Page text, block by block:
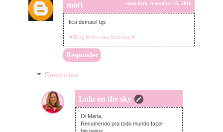
mari sexta-feira, novembro 25, 2016
fica demais! bjs
★Blog Brilho das Estrelas★
Responder
Respostas
Lulu on the sky
segunda-feira, novembro 28, 2016
Oi Maria,
Recomendo pra todo mundo fazer